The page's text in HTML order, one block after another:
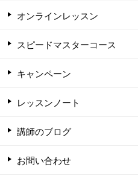
オンラインレッスン
スピードマスターコース
キャンペーン
レッスンノート
講師のブログ
お問い合わせ